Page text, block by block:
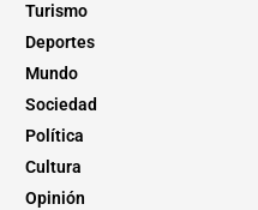
Turismo
Deportes
Mundo
Sociedad
Política
Cultura
Opinión